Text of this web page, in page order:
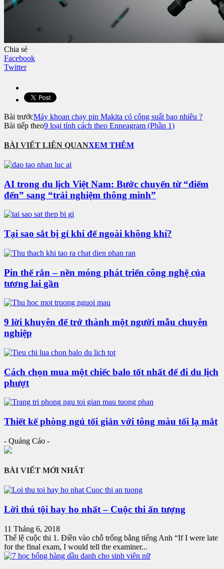
Chia sẻ
Facebook
Twitter
Bài trướcMáy khoan chạy pin Makita có công suất bao nhiêu ?
Bài tiếp theo9 loại tính cách theo Enneagram (Phần 1)
BÀI VIẾT LIÊN QUANXEM THÊM
AI trong du lịch Việt Nam: Bước chuyển từ “điểm
đến” sang “trải nghiệm thông minh”
Tại sao sắt bị gỉ khi để ngoài không khí?
Pin thể rắn – nền móng phát triển công nghệ của
tương lai gần
9 lời khuyên để trở thành một người mẫu chuyên
nghiệp
Cách chọn mua một chiếc balo tốt nhất để đi du lịch
phượt
Thiết kế phòng ngủ tối giản với tông màu tối lạ mắt
- Quảng Cáo -
BÀI VIẾT MỚI NHẤT
Lời thú tội hay ho nhất – Cuộc thi ấn tượng
11 Tháng 6, 2018
Thể lệ cuộc thi 1. Điền vào chỗ trống bằng tiếng Anh “If I were late
for the final exam, I would tell the examiner...